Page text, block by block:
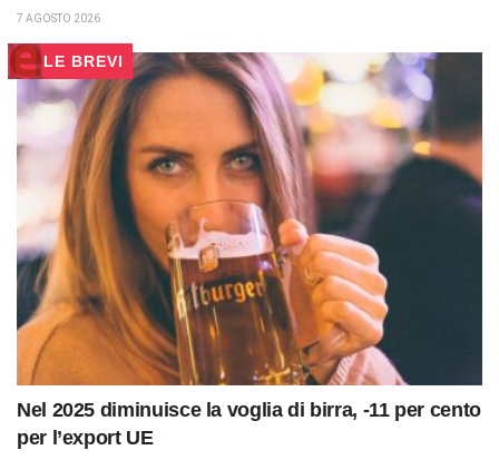
7 AGOSTO 2026
LE BREVI
Nel 2025 diminuisce la voglia di birra, -11 per cento
per l’export UE